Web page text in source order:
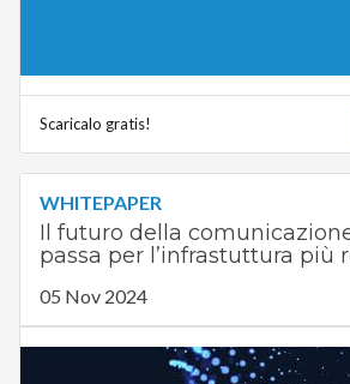
Scaricalo gratis!
WHITEPAPER
Il futuro della
passa per l’infrastuttura più
05 Nov 2024